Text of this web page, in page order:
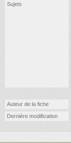
Sujets
Auteur de la fiche
Dernière modification